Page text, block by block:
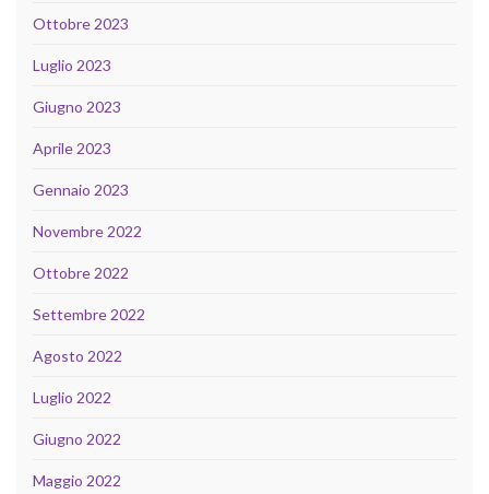
Ottobre 2023
Luglio 2023
Giugno 2023
Aprile 2023
Gennaio 2023
Novembre 2022
Ottobre 2022
Settembre 2022
Agosto 2022
Luglio 2022
Giugno 2022
Maggio 2022